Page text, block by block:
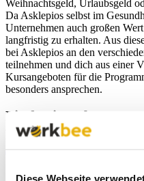
Diese Webseite
Weihnachtsgeld, Urlaubsgeld
Da Asklepios selbst im
Unternehmen auch großen
langfristig zu erhalten. Aus
bei Asklepios an den
teilnehmen und dich aus einer
Kursangeboten für die
besonders ansprechen.
Finde einen
Medizin!
An diesen Stand­orten